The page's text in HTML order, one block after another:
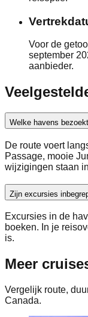
Voor de
september
aanbieder.
Welke havens
De route voert
Passage, mooie
wijzigingen staan
Zijn excursies
Excursies in de
boeken. In je
is.
Meer
Vergelijk route,
Canada.